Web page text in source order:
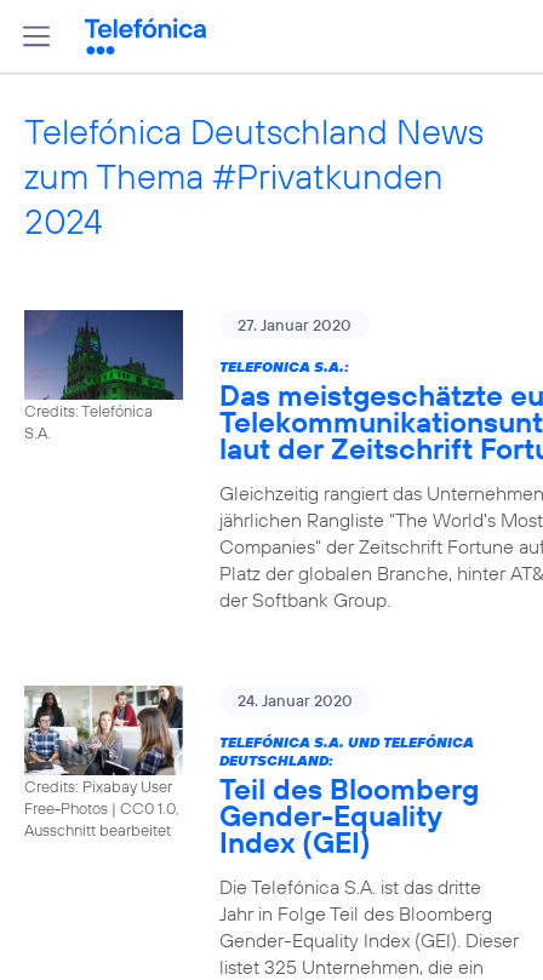
Telefónica Deutschland News
zum Thema #Privatkunden
2024
Credits: Telefónica
S.A.
27. Januar 2020
TELEFONICA S.A.:
Das meistgeschätzte
laut der Zeitschrift
Gleichzeitig rangiert das
jährlichen Rangliste "The World's
Companies" der Zeitschrift Fortune
Platz der globalen Branche, hinter
der Softbank Group.
Credits: Pixabay User
Free-Photos | CC0 1.0,
Ausschnitt bearbeitet
24. Januar 2020
TELEFÓNICA S.A. UND TELEFÓNICA
DEUTSCHLAND:
Teil des Bloomberg
Gender-Equality
Index (GEI)
Die Telefónica S.A. ist das dritte
Jahr in Folge Teil des Bloomberg
Gender-Equality Index (GEI). Dieser
listet 325 Unternehmen, die ein